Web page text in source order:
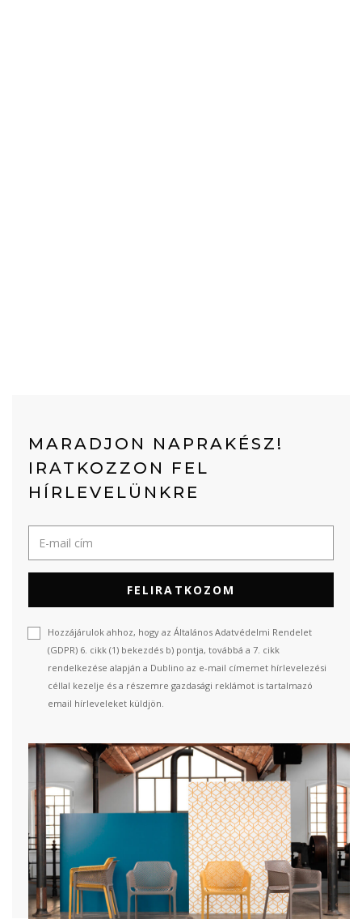
MARADJON NAPRAKÉSZ!
IRATKOZZON FEL
HÍRLEVELÜNKRE
FELIRATKOZOM
Hozzájárulok ahhoz, hogy az Általános Adatvédelmi Rendelet
(GDPR) 6. cikk (1) bekezdés b) pontja, továbbá a 7. cikk
rendelkezése alapján a Dublino az e-mail címemet hírlevelezési
céllal kezelje és a részemre gazdasági reklámot is tartalmazó
email hírleveleket küldjön.